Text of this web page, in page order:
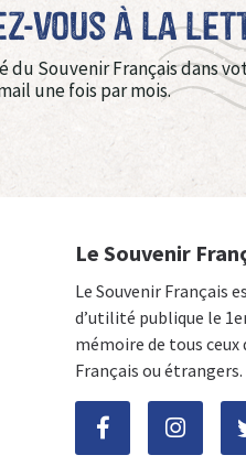
vous à La
du Souvenir Français dans
une fois par mois.
Le Souvenir
Le Souvenir Français
d’utilité publique le
mémoire de tous
Français ou étrangers.